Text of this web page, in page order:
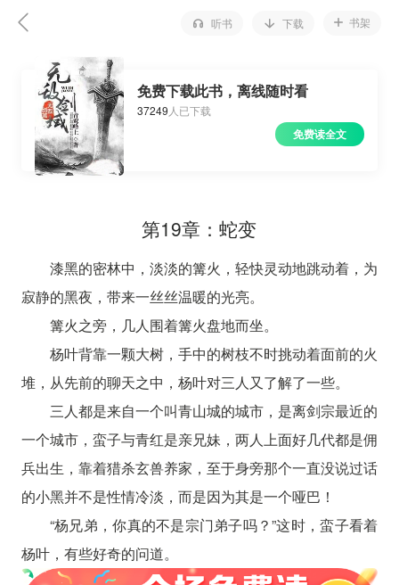
听书 下载 书架
免费下载此书，离线随时看
37249 人已下载
免费读全文
第19章：蛇变
漆黑的密林中，淡淡的篝火，轻快灵动地跳动着，为
寂静的黑夜，带来一丝丝温暖的光亮。
篝火之旁，几人围着篝火盘地而坐。
杨叶背靠一颗大树，手中的树枝不时挑动着面前的火
堆，从先前的聊天之中，杨叶对三人又了解了一些。
三人都是来自一个叫青山城的城市，是离剑宗最近的
一个城市，蛮子与青红是亲兄妹，两人上面好几代都是佣
兵出生，靠着猎杀玄兽养家，至于身旁那个一直没说过话
的小黑并不是性情冷淡，而是因为其是一个哑巴！
“杨兄弟，你真的不是宗门弟子吗？”这时，蛮子看着
杨叶，有些好奇的问道。